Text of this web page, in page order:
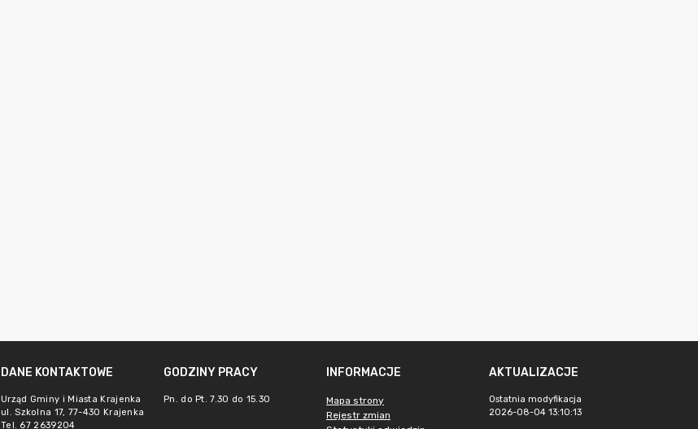
DANE KONTAKTOWE
Urząd Gminy i Miasta Krajenka
ul. Szkolna 17, 77-430 Krajenka
Tel. 67 2639204
GODZINY PRACY
Pn. do Pt. 7.30 do 15.30
INFORMACJE
Mapa strony
Rejestr zmian
AKTUALIZACJE
Ostatnia modyfikacja
2026-08-04 13:10:13